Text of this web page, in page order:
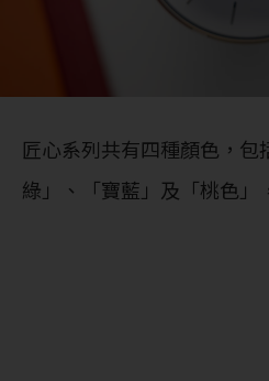
匠心系列共有四種顏色，包
綠」、「寶藍」及「桃色」